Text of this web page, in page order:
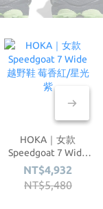
HOKA｜女款
Speedgoat 7 Wide
越野鞋 莓香紅/星光
紫
NT$4,932
NT$5,480